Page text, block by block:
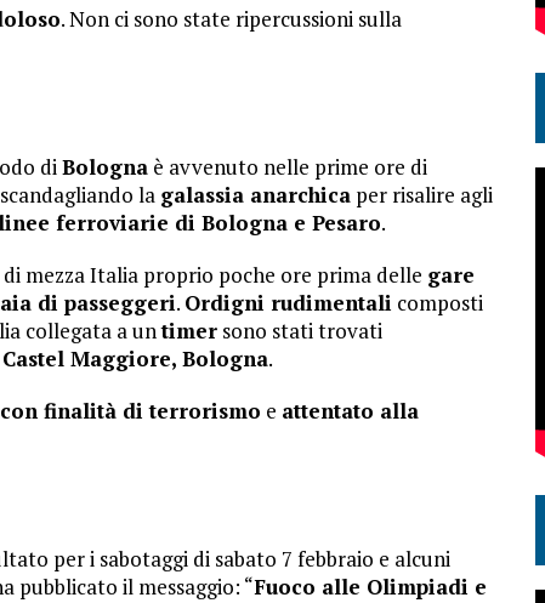
. Non ci sono state ripercussioni sulla
diBologna è avvenuto nelle prime ore di
la galassia anarchica per risalire agli
ferroviarie di Bologna e Pesaro.
di mezza Italia proprio poche ore prima delle gare
di passeggeri. Ordigni rudimentali composti
collegata a untimer sono stati trovati
Castel Maggiore, Bologna.
finalità di terrorismo e attentato alla
per i sabotaggi di sabato 7 febbraio e alcuni
pubblicato il messaggio: “Fuoco alle Olimpiadi e